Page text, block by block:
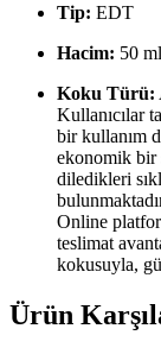
Tip: EDT
Hacim: 50 ml
Koku Türü:
Kullanıcılar
bir kullanım
ekonomik bir
diledikleri
Online
teslimat
kokusuyla,
Ürün